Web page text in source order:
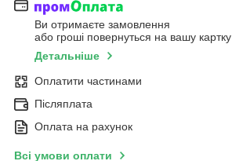
Ви отримаєте замовлення
або гроші повернуться на вашу картку
Детальніше
Оплатити частинами
Післяплата
Оплата на рахунок
Всі умови оплати